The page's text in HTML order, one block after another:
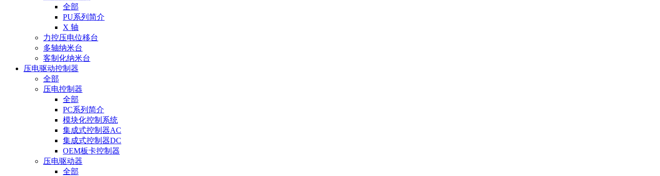
全部
PU系列简介
X 轴
力控压电位移台
多轴纳米台
客制化纳米台
压电驱动控制器
全部
压电控制器
全部
PC系列简介
模块化控制系统
集成式控制器AC
集成式控制器DC
OEM板卡控制器
压电驱动器
全部